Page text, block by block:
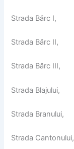
Strada Bărc I,
Strada Bărc II,
Strada Bărc III,
Strada Blajului,
Strada Branului,
Strada Cantonului,